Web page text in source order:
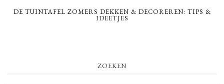
DE TUINTAFEL ZOMERS DEKKEN & DECOREREN: TIPS &
IDEETJES
ZOEKEN